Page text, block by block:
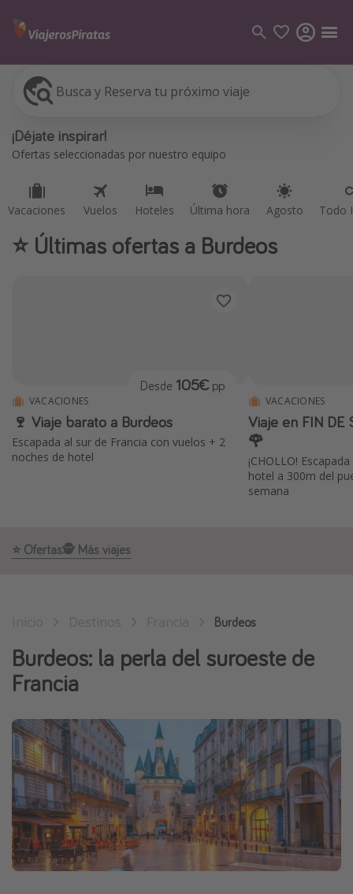
Busca y Reserva tu próximo viaje
¡Déjate inspirar!
Ofertas seleccionadas por nuestro equipo
Vacaciones Vuelos Hoteles Última hora Agosto Todo
Vacaciones
Vuelos
Viajes
Islas Baleares
México
Tailandia
Inspiración para viajes
Viajar sola como mujer
Ofertas para Vacaciones Activas
Vacaciones de Playa
Viajes para singles
Escapadas románticas
Más temas
Trabajar en el extranjero
⭐️ Últimas ofertas a Burdeos
VACACIONES
🍷 Viaje barato a Burdeos
Escapada al sur de Francia con vuelos + 2
noches de hotel
Desde 105€ pp
VACACIONES
Viaje en FIN DE
🌹
¡CHOLLO!
hotel a 300m del
semana
⭐️ Ofertas🕵️ Más viajes
Burdeos
Burdeos: la perla del suroeste de
Francia